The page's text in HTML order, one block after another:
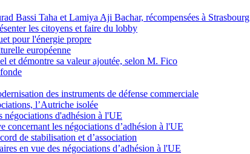
Bassi Taha et Lamiya Aji Bachar, récompensées à Strasbourg
les citoyens et faire du lobby
pour l'énergie propre
européenne
et démontre sa valeur ajoutée, selon M. Fico
des instruments de défense commerciale
l’Autriche isolée
négociations d'adhésion à l'UE
concernant les négociations d’adhésion à l'UE
de stabilisation et d’association
en vue des négociations d’adhésion à l'UE